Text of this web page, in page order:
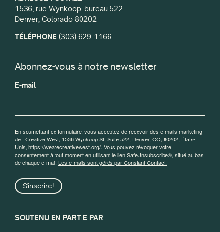
1536, rue Wynkoop, bureau 522
Denver, Colorado 80202
TÉLÉPHONE (303) 629-1166
Abonnez-vous à notre newsletter
E-mail
En soumettant ce formulaire, vous acceptez de recevoir des e-mails marketing
de : Creative West, 1536 Wynkoop St, Suite 522, Denver, CO, 80202, États-
Unis, https://wearecreativewest.org/. Vous pouvez révoquer votre
consentement à tout moment en utilisant le lien SafeUnsubscribe®, situé au bas
de chaque e-mail. Les e-mails sont gérés par Constant Contact.
S'inscrire!
SOUTENU EN PARTIE PAR